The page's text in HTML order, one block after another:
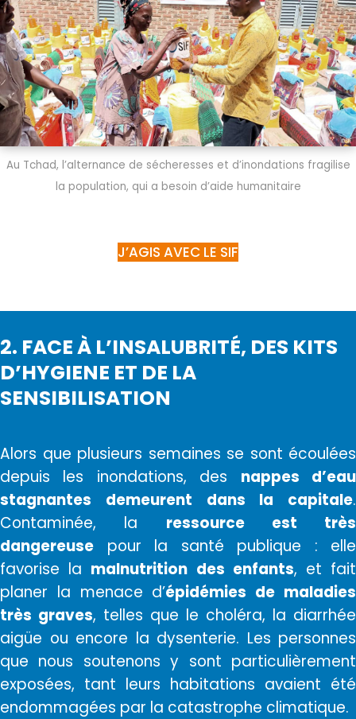
Au Tchad, l’alternance de sécheresses et d’inondations fragilise
la population, qui a besoin d’aide humanitaire
J’AGIS AVEC LE SIF
2. FACE À L’INSALUBRITÉ, DES KITS
D’HYGIENE ET DE LA
SENSIBILISATION
Alors que plusieurs semaines se sont écoulées
depuis les inondations, des nappes d’eau
stagnantes demeurent dans la capitale.
Contaminée, la ressource est très
dangereuse pour la santé publique : elle
favorise la malnutrition des enfants, et fait
planer la menace d’épidémies de maladies
très graves, telles que le choléra, la diarrhée
aigüe ou encore la dysenterie. Les personnes
que nous soutenons y sont particulièrement
exposées, tant leurs habitations avaient été
endommagées par la catastrophe climatique.